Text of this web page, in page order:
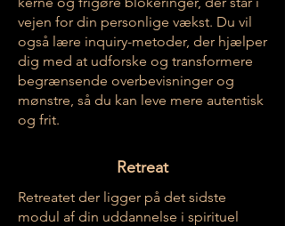
vejen for din personlige vækst. Du vil
også lære inquiry-metoder, der hjælper
dig med at udforske og transformere
begrænsende overbevisninger og
mønstre, så du kan leve mere autentisk
og frit.
Retreat
Retreatet der ligger på det sidste
modul af din uddannelse i spirituel